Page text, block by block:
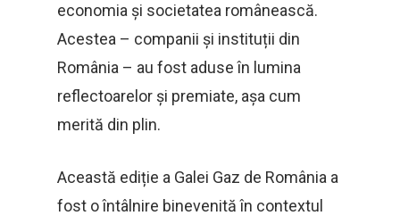
economia și societatea românească.
Acestea – companii și instituții din
România – au fost aduse în lumina
reflectoarelor și premiate, așa cum
merită din plin.
Această ediție a Galei Gaz de România a
fost o întâlnire binevenită în contextul